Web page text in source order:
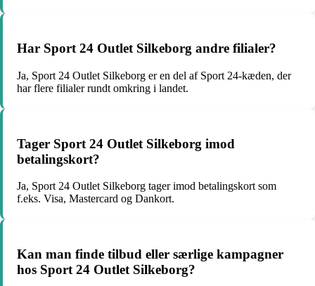
Har Sport 24 Outlet Silkeborg andre filialer?
Ja, Sport 24 Outlet Silkeborg er en del af Sport 24-kæden, der
har flere filialer rundt omkring i landet.
Tager Sport 24 Outlet Silkeborg imod
betalingskort?
Ja, Sport 24 Outlet Silkeborg tager imod betalingskort som
f.eks. Visa, Mastercard og Dankort.
Kan man finde tilbud eller særlige kampagner
hos Sport 24 Outlet Silkeborg?